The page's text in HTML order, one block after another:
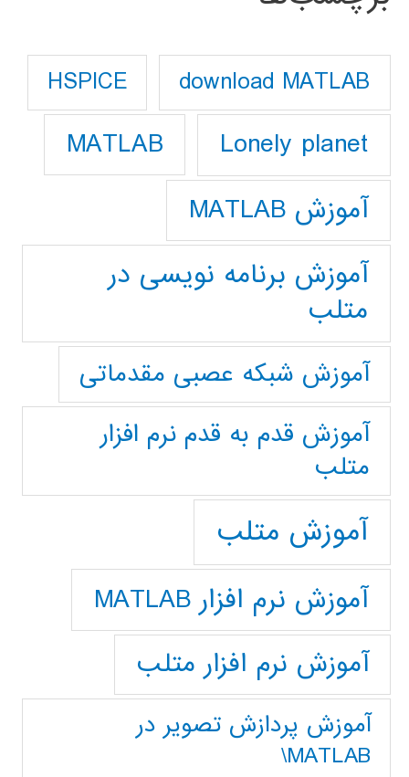
download MATLAB
HSPICE
Lonely planet
MATLAB
آموزش MATLAB
آموزش برنامه نویسی در
متلب
آموزش شبکه عصبی مقدماتی
آموزش قدم به قدم نرم افزار
متلب
آموزش متلب
آموزش نرم افزار MATLAB
آموزش نرم افزار متلب
آموزش پردازش تصوير در
MATLAB\